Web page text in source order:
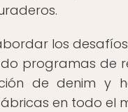
los
programas de
de denim y
en todo el